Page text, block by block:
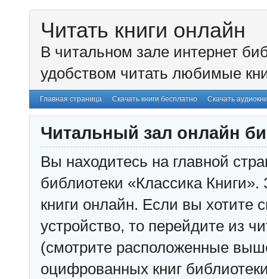
Читать книги онлайн
В читальном зале интернет
удобством читать любимые
Главная страница Скачать книги бесплатно Скачать
Читальный зал онлайн
Вы находитесь на главной
библиотеки «Классика
книги онлайн. Если вы хотите
устройство, то перейдите из
(смотрите расположенные
оцифрованных книг